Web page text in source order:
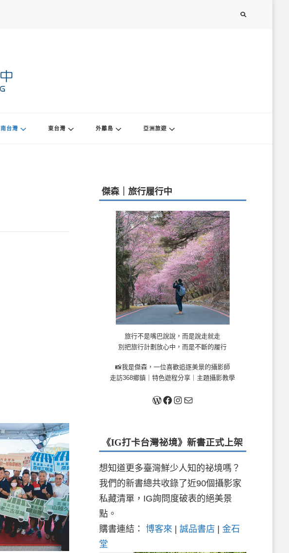
南台灣 東台灣 外離島 亞洲旅遊
傑森｜旅行履行中
旅行不是嘴巴說說，而是說走就走
別把旅行計劃放心中，而是不斷的履行
📸我是傑森，一位喜歡追逐美景的攝影師
走訪368鄉鎮｜特色遊程分享｜主題攝影教學
關於我 Facebook
Instagram
《IG打卡台灣祕境》新書正式上架
想知道更多臺灣鮮少人知的祕境嗎？
我們的新書總共收錄了近90個攝影家
私藏清單，IG詢問度破表的絕美景
點。
購書連結： 博客來 | 誠品書店 | 金石
堂